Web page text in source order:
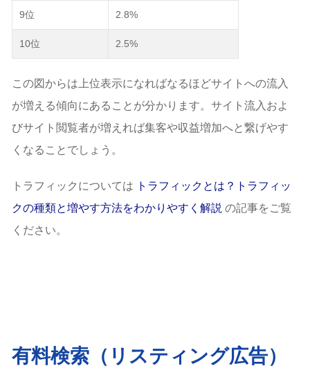
9位 2.8%
10位 2.5%
この図からは上位表示になればなるほどサイトへの流入
が増える傾向にあることが分かります。サイト流入およ
びサイト閲覧者が増えれば集客や収益増加へと繋げやす
くなることでしょう。
トラフィックについては
トラフィックとは？トラフィッ
クの種類と増やす方法をわかりやすく解説 の記事をご覧
ください。
有料検索（リスティング広告）